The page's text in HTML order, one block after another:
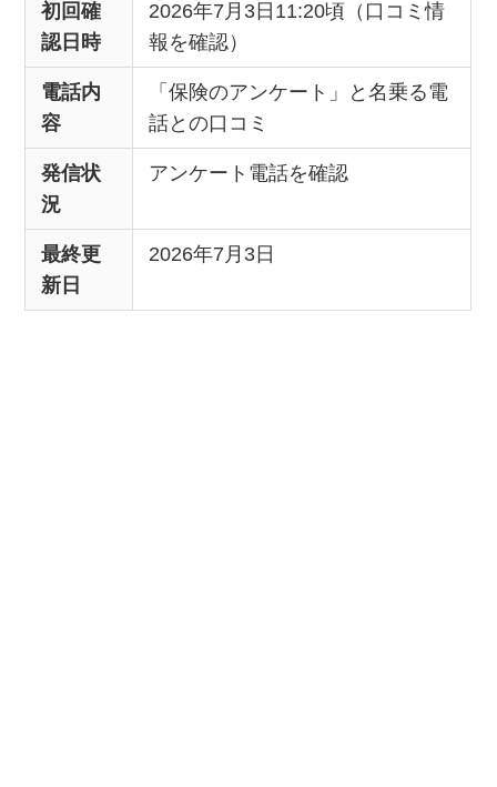
初回確
認日時
2026年7月3日11:20頃（口コミ情
報を確認）
電話内
容
「保険のアンケート」と名乗る電
話との口コミ
発信状
況
アンケート電話を確認
最終更
新日
2026年7月3日